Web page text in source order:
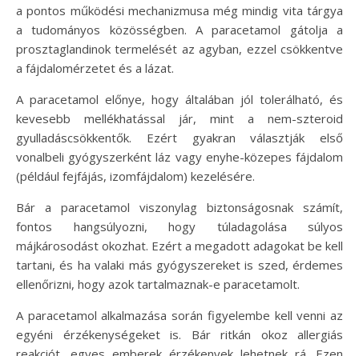
a pontos működési mechanizmusa még mindig vita tárgya
a tudományos közösségben. A paracetamol gátolja a
prosztaglandinok termelését az agyban, ezzel csökkentve
a fájdalomérzetet és a lázat.
A paracetamol előnye, hogy általában jól tolerálható, és
kevesebb mellékhatással jár, mint a nem-szteroid
gyulladáscsökkentők. Ezért gyakran választják első
vonalbeli gyógyszerként láz vagy enyhe-közepes fájdalom
(például fejfájás, izomfájdalom) kezelésére.
Bár a paracetamol viszonylag biztonságosnak számít,
fontos hangsúlyozni, hogy túladagolása súlyos
májkárosodást okozhat. Ezért a megadott adagokat be kell
tartani, és ha valaki más gyógyszereket is szed, érdemes
ellenőrizni, hogy azok tartalmaznak-e paracetamolt.
A paracetamol alkalmazása során figyelembe kell venni az
egyéni érzékenységeket is. Bár ritkán okoz allergiás